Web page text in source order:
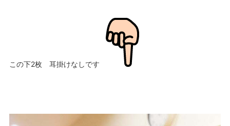
この下2枚 耳掛けなしです